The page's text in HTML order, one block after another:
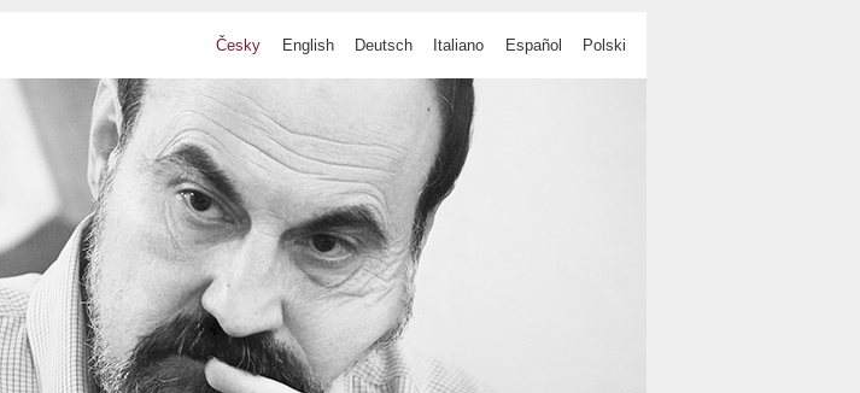
Česky English Deutsch Italiano Español Polski